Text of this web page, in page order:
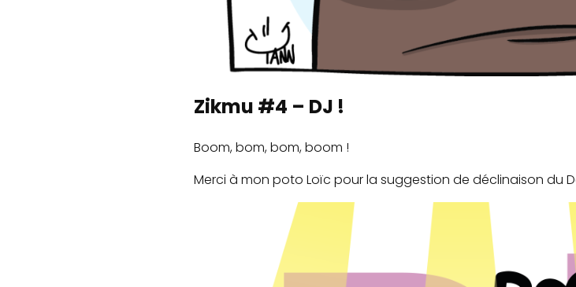
Zikmu #4 – DJ !
Boom, bom, bom, boom !
Merci à mon poto Loïc pour la suggestion de déclinaison du